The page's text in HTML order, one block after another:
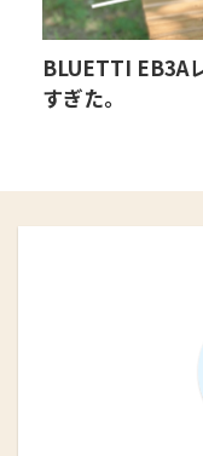
BLUETTI EB3A
すぎた。